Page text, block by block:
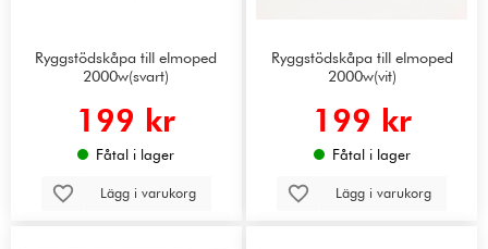
Ryggstödskåpa till elmoped
2000w(svart)
199 kr
Fåtal i lager
Lägg i varukorg
Ryggstödskåpa till elmoped
2000w(vit)
199 kr
Fåtal i lager
Lägg i varukorg